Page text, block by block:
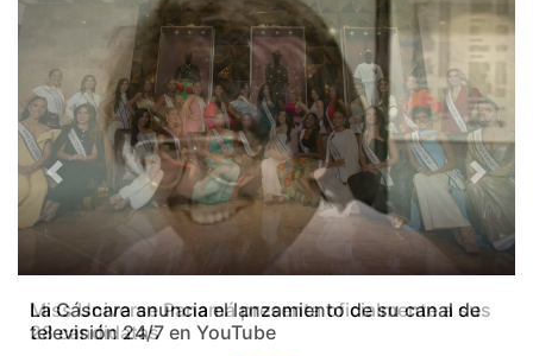
Miss Universe Panamá presenta oficialmente a sus
28 candidatas
Previous Next